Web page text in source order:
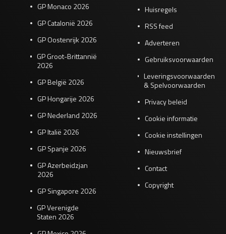
GP Monaco 2026
GP Catalonië 2026
GP Oostenrijk 2026
GP Groot-Brittannië
2026
GP België 2026
GP Hongarije 2026
GP Nederland 2026
GP Italië 2026
GP Spanje 2026
GP Azerbeidzjan
2026
GP Singapore 2026
GP Verenigde
Staten 2026
Huisregels
RSS feed
Adverteren
Gebruiksvoorwaarden
Leveringsvoorwaarden
& Spelvoorwaarden
Privacy beleid
Cookie informatie
Cookie instellingen
Nieuwsbrief
Contact
Copyright